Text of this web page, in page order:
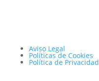
Aviso Legal
Políticas de Cookies
Política de Privacidad